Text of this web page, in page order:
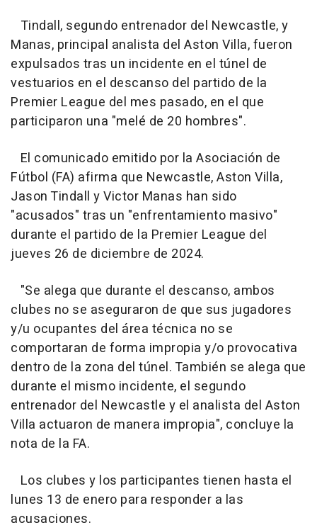
Tindall, segundo entrenador del Newcastle, y
Manas, principal analista del Aston Villa, fueron
expulsados tras un incidente en el túnel de
vestuarios en el descanso del partido de la
Premier League del mes pasado, en el que
participaron una "melé de 20 hombres".
El comunicado emitido por la Asociación de
Fútbol (FA) afirma que Newcastle, Aston Villa,
Jason Tindall y Victor Manas han sido
"acusados" tras un "enfrentamiento masivo"
durante el partido de la Premier League del
jueves 26 de diciembre de 2024.
"Se alega que durante el descanso, ambos
clubes no se aseguraron de que sus jugadores
y/u ocupantes del área técnica no se
comportaran de forma impropia y/o provocativa
dentro de la zona del túnel. También se alega que
durante el mismo incidente, el segundo
entrenador del Newcastle y el analista del Aston
Villa actuaron de manera impropia", concluye la
nota de la FA.
Los clubes y los participantes tienen hasta el
lunes 13 de enero para responder a las
acusaciones.